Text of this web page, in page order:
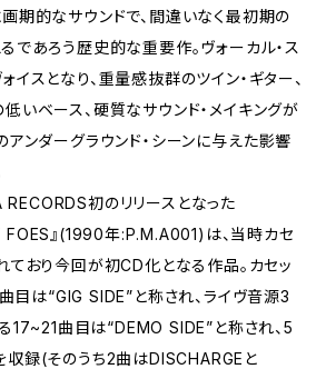
期的なサウンドで、間違いなく最初期の
であろう歴史的な重要作。ヴォーカル・ス
イスとなり、重量感抜群のツイン・ギター、
いベース、硬質なサウンド・メイキングが
アンダーグラウンド・シーンに与えた影響
初のリリースとなった
FOES』(1990年:P.M.A001)は、当時カセ
ており今回が初CD化となる作品。カセッ
目は“GIG SIDE”と称され、ライヴ音源3
17~21曲目は“DEMO SIDE”と称され、5
収録(そのうち2曲はDISCHARGEと